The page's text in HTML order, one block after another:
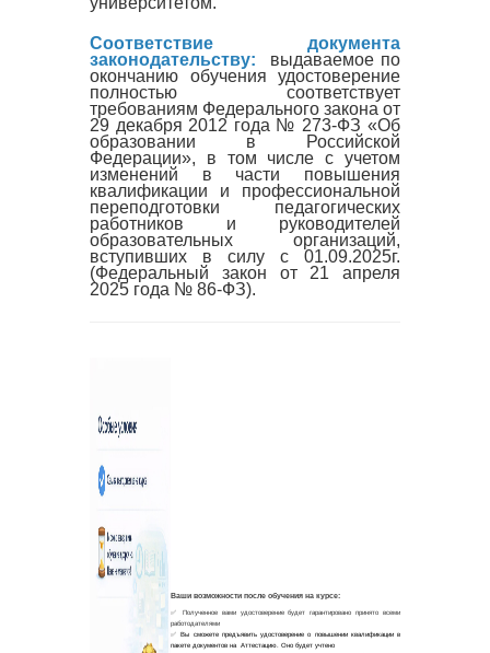
Соответствие документа
законодательству: выдаваемое по
окончанию обучения удостоверение
полностью соответствует
требованиям Федерального закона от
29 декабря 2012 года № 273-ФЗ «Об
образовании в Российской
Федерации», в том числе с учетом
изменений в части повышения
квалификации и профессиональной
переподготовки педагогических
работников и руководителей
образовательных организаций,
вступивших в силу с 01.09.2025г.
(Федеральный закон от 21 апреля
2025 года № 86-ФЗ).